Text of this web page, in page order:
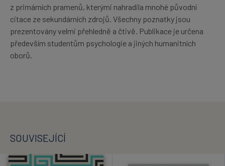
z primárních pramenů, kterými nahradila mnohé původní
citace ze sekundárních zdrojů. Všechny poznatky jsou
prezentovány velmi přehledně a čtivě. Publikace je určena
především studentům psychologie a jiných humanitních
oborů.
SOUVISEJÍCÍ